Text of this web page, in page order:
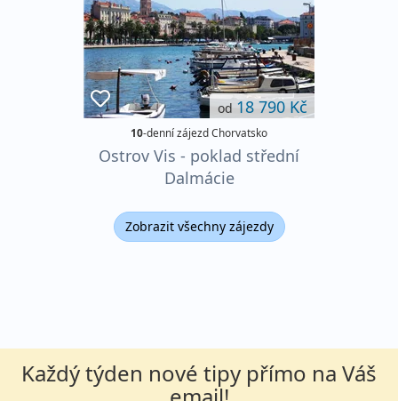
od 18 790 Kč
10-denní zájezd Chorvatsko
Ostrov Vis - poklad střední
Dalmácie
Zobrazit všechny zájezdy
Každý týden nové tipy přímo na Váš